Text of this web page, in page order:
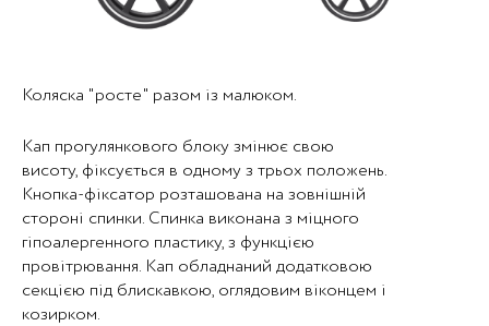
Коляска "росте" разом із малюком.
Кап прогулянкового блоку змінює свою
висоту, фіксується в одному з трьох положень.
Кнопка-фіксатор розташована на зовнішній
стороні спинки. Спинка виконана з міцного
гіпоалергенного пластику, з функцією
провітрювання. Кап обладнаний додатковою
секцією під блискавкою, оглядовим віконцем і
козирком.